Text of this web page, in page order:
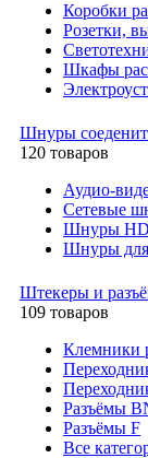
Коробки
Розетки,
Шкафы
Шнуры
120 товаров
Аудио-
Сетевые
Шнуры
Шнуры для
Штекеры и
109 товаров
Клемники
Разъёмы
Разъёмы F
Все